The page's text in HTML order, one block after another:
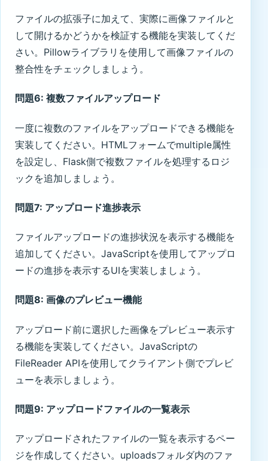
ファイルの拡張子に加えて、実際に画像ファイルと
して開けるかどうかを検証する機能を実装してくだ
さい。Pillowライブラリを使用して画像ファイルの
整合性をチェックしましょう。
問題6: 複数ファイルアップロード
一度に複数のファイルをアップロードできる機能を
実装してください。HTMLフォームでmultiple属性
を設定し、Flask側で複数ファイルを処理するロジ
ックを追加しましょう。
問題7: アップロード進捗表示
ファイルアップロードの進捗状況を表示する機能を
追加してください。JavaScriptを使用してアップロ
ードの進捗を表示するUIを実装しましょう。
問題8: 画像のプレビュー機能
アップロード前に選択した画像をプレビュー表示す
る機能を実装してください。JavaScriptの
FileReader APIを使用してクライアント側でプレビ
ューを表示しましょう。
問題9: アップロードファイルの一覧表示
アップロードされたファイルの一覧を表示するペー
ジを作成してください。uploadsフォルダ内のファ